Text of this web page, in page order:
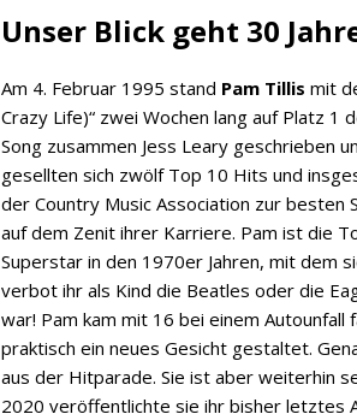
Unser Blick geht 30
Am 4. Februar 1995 stand Pam Tillis mit
Crazy Life)“ zwei Wochen lang auf Platz
Song zusammen Jess Leary geschrieben
gesellten sich zwölf Top 10 Hits und
der Country Music Association zur besten
auf dem Zenit ihrer Karriere. Pam ist die
Superstar in den 1970er Jahren, mit dem
verbot ihr als Kind die Beatles oder die
war! Pam kam mit 16 bei einem Autounfall
praktisch ein neues Gesicht gestaltet.
aus der Hitparade. Sie ist aber weiterhin
2020 veröffentlichte sie ihr bisher letztes